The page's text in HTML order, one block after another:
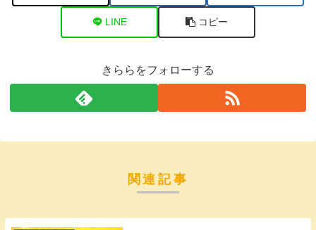
LINE コピー
きららをフォローする
関連記事